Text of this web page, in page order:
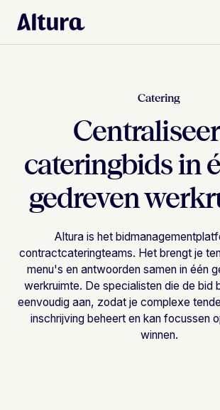
Catering
cateringbids in
gedreven
Altura is het
contractcateringteams. Het brengt je
menu's en antwoorden samen in één
werkruimte. De specialisten die de bid
eenvoudig aan, zodat je complexe
inschrijving beheert en kan focussen
winnen.